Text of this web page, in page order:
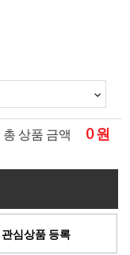
총 상품 금액 0원
관심상품 등록